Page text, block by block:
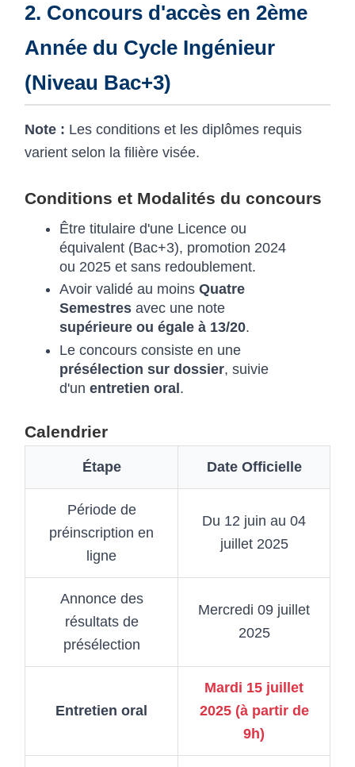
2. Concours d'accès en 2ème
Année du Cycle Ingénieur
(Niveau Bac+3)
Note : Les conditions et les diplômes requis
varient selon la filière visée.
Conditions et Modalités du concours
Être titulaire d'une Licence ou
équivalent (Bac+3), promotion 2024
ou 2025 et sans redoublement.
Avoir validé au moins Quatre
Semestres avec une note
supérieure ou égale à 13/20.
Le concours consiste en une
présélection sur dossier, suivie
d'un entretien oral.
Calendrier
Étape Date Officielle
Période de
préinscription en
ligne
Du 12 juin au 04
juillet 2025
Annonce des
résultats de
présélection
Mercredi 09 juillet
2025
Entretien oral
Mardi 15 juillet
2025 (à partir de
9h)